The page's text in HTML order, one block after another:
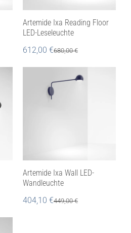
Artemide Ixa Reading Floor
LED-Leseleuchte
612,00 €680,00€
Artemide Ixa Wall LED-
Wandleuchte
404,10 €449,00€